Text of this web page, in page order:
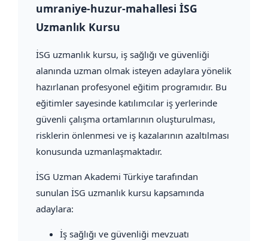
umraniye-huzur-mahallesi İSG
Uzmanlık Kursu
İSG uzmanlık kursu, iş sağlığı ve güvenliği
alanında uzman olmak isteyen adaylara yönelik
hazırlanan profesyonel eğitim programıdır. Bu
eğitimler sayesinde katılımcılar iş yerlerinde
güvenli çalışma ortamlarının oluşturulması,
risklerin önlenmesi ve iş kazalarının azaltılması
konusunda uzmanlaşmaktadır.
İSG Uzman Akademi Türkiye tarafından
sunulan İSG uzmanlık kursu kapsamında
adaylara:
İş sağlığı ve güvenliği mevzuatı